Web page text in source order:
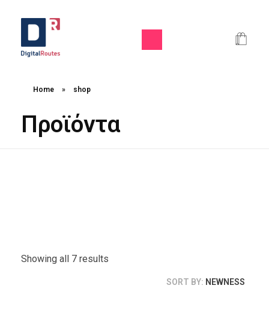
Home » shop
Προϊόντα
Showing all 7 results
SORT BY: NEWNESS